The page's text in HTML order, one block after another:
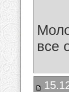
все